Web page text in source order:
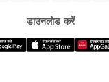
डाउनलोड करें